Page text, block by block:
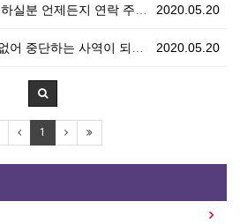
2020.05.20
분 언제든지 연락 주세요.
2020.05.20
단하는 사역이 되지 않도록 …
1